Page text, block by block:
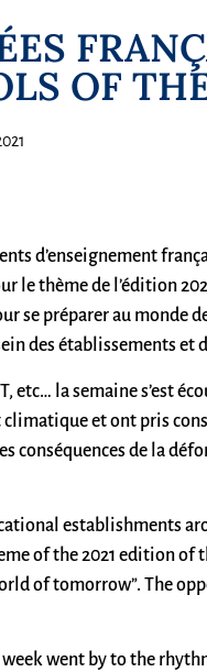
OF
d’enseignement
thème de l’édition
se préparer au monde
des établissements et
la semaine s’est
et ont pris
conséquences de la
of the 2021 edition of
of tomorrow”. The
went by to the